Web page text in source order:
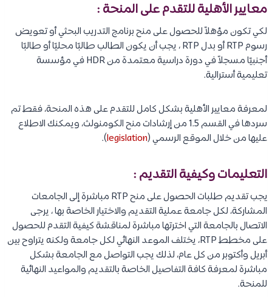
معايير الأهلية للتقدم على المنحة :
لكي تكون مؤهلاً للحصول على منح برنامج التدريب البحثي أو تعويض
رسوم RTP أو بدل RTP ، يجب أن يكون الطالب طالبًا محليًا أو طالبًا
أجنبيًا مسجلاً في دورة دراسية معتمدة من HDR في مؤسسة
تعليمية أسترالية.
لمعرفة معايير الأهلية بشكل كامل للتقدم على هذه المنحة، فقط تم
سردها في القسم 1.5 من إرشادات منح الكومنولث، ويمكنك الاطلاع
عليها من خلال الموقع الرسمي (legislation
).
التعليمات وكيفية التقديم :
يجب تقديم طلبات الحصول على منح RTP مباشرة إلى الجامعات
المشاركة، لكل جامعة عملية التقديم والاختيار الخاصة بها ، يرجى
الاتصال بالجامعة التي اخترتها مباشرة لمناقشة كيفية التقدم للحصول
على مخطط RTP، يختلف الموعد النهائي لكل جامعة ولكنه يتراوح بين
أبريل وأكتوبر من كل عام، لذلك يجب التواصل مع الجامعة بشكل
مباشرة لمعرفة كافة التفاصيل الخاصة بالتقديم والمواعيد النهائية
للمنحة.